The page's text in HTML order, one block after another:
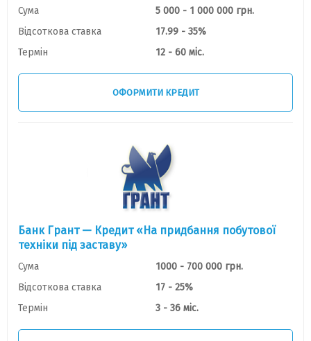
Сума
5 000 - 1 000 000 грн.
Відсоткова ставка
17.99 - 35%
Термін
12 - 60 міс.
ОФОРМИТИ КРЕДИТ
Банк Грант — Кредит «На придбання побутової
техніки під заставу»
Сума
1000 - 700 000 грн.
Відсоткова ставка
17 - 25%
Термін
3 - 36 міс.